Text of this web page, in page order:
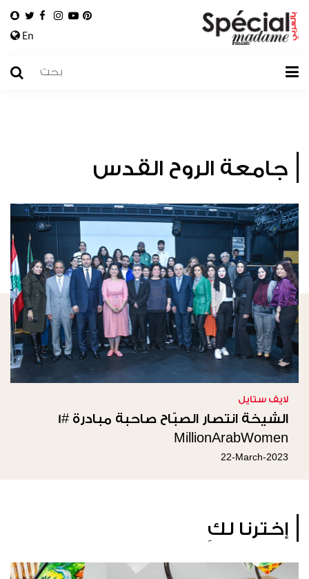
En
جامعة الروح القدس
لايف ستايل
الشيخة انتصار الصبّاح صاحبة مبادرة #1
MillionArabWomen
22-March-2023
إخترنا لكِ